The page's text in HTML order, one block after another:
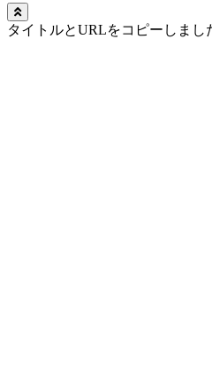
タイトルとURLをコピーしまし